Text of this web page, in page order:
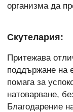
организма да
Скутелария:
Притежава
поддържане на
помага за
натоварване,
Благодарение